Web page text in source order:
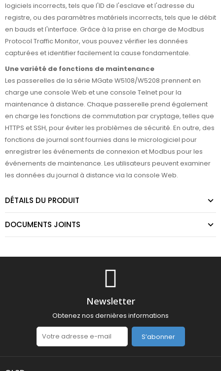
logiciels incorrects, tels que l'ID de l'esclave et l'adresse du
registre, ou des paramètres matériels incorrects, tels que le débit
en bauds et l'interface. Grâce à la prise en charge de Modbus
Protocol Traffic Monitor, vous pouvez vérifier les données
capturées et identifier facilement la cause fondamentale.
Une variété de fonctions de maintenance
Les passerelles de la série MGate W5108/W5208 prennent en
charge une console Web et une console Telnet pour la
maintenance à distance. Chaque passerelle prend également
en charge les fonctions de commutation par cryptage, telles que
HTTPS et SSH, pour éviter les problèmes de sécurité. En outre, des
fonctions de journal sont fournies dans le micrologiciel pour
enregistrer les événements de connexion et Modbus pour les
événements de maintenance. Les utilisateurs peuvent examiner
les données du journal à distance via la console Web.
DÉTAILS DU PRODUIT
DOCUMENTS JOINTS
Newsletter
Obtenez nos dernières informations
S’abonner